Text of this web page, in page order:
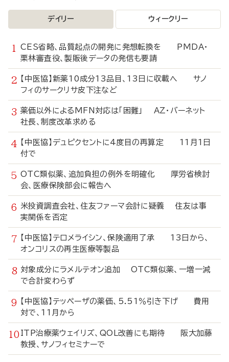
デイリー ウィークリー
CES省略、品質起点の開発に発想転換を PMDA・
栗林審査役、製販後データの発信も要請
【中医協】新薬10成分13品目、13日に収載へ サノ
フィのサークリサ皮下注など
薬価以外によるMFN対応は「困難」 AZ・バーネット
社長、制度改革求める
【中医協】デュピクセントに4度目の再算定 11月1日
付で
OTC類似薬、追加負担の例外を明確化 厚労省検討
会、医療保険部会に報告へ
米投資調査会社、住友ファーマ会計に疑義 住友は事
実関係を否定
【中医協】テロメライシン、保険適用了承 13日から、
オンコリスの再生医療等製品
対象成分にラメルテオン追加 OTC類似薬、一増一減
で合計変わらず
【中医協】テッペーザの薬価、5.51％引き下げ 費用
対で、11月から
ITP治療薬ウェイリズ、QOL改善にも期待 阪大加藤
教授、サノフィセミナーで